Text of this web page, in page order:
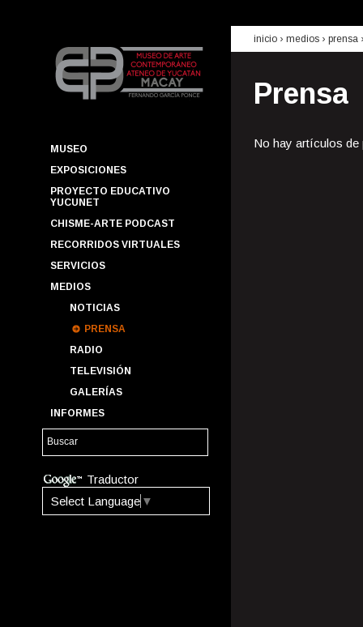
MUSEO
EXPOSICIONES
PROYECTO EDUCATIVO
YUCUNET
CHISME-ARTE PODCAST
RECORRIDOS VIRTUALES
SERVICIOS
MEDIOS
NOTICIAS
PRENSA
RADIO
TELEVISIÓN
GALERÍAS
INFORMES
Traductor
Select Language ▼
inicio › medios › prensa
Prensa
No hay artículos de